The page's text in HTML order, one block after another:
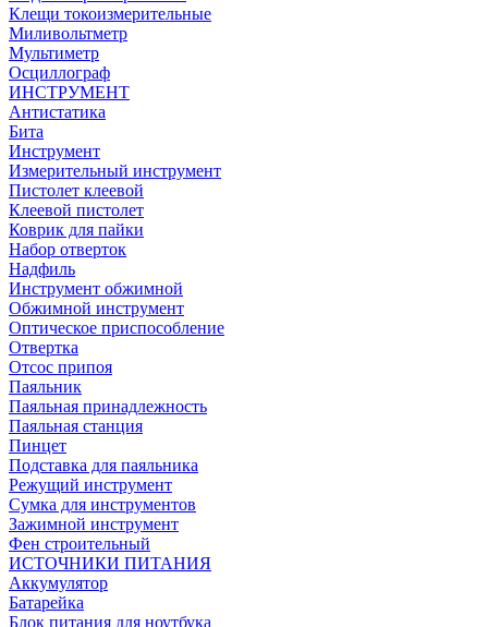
Клещи токоизмерительные
Миливольтметр
Мультиметр
Осциллограф
ИНСТРУМЕНТ
Антистатика
Бита
Инструмент
Измерительный инструмент
Пистолет клеевой
Клеевой пистолет
Коврик для пайки
Набор отверток
Надфиль
Инструмент обжимной
Обжимной инструмент
Оптическое приспособление
Отвертка
Отсос припоя
Паяльник
Паяльная принадлежность
Паяльная станция
Пинцет
Подставка для паяльника
Режущий инструмент
Сумка для инструментов
Зажимной инструмент
Фен строительный
ИСТОЧНИКИ ПИТАНИЯ
Аккумулятор
Батарейка
Блок питания для ноутбука